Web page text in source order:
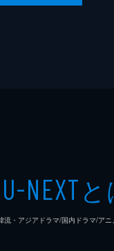
U-NEXTと
・アジアドラマ/国内ドラマ/アニ